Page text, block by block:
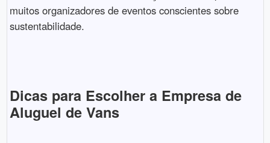
muitos organizadores de eventos conscientes sobre
sustentabilidade.
Dicas para Escolher a Empresa de
Aluguel de Vans